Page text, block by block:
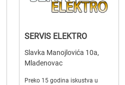
SERVIS ELEKTRO
Slavka Manojlovića 10a,
Mladenovac
Preko 15 godina iskustva u